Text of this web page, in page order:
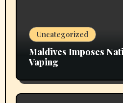
Uncategorized
Maldives Imposes
Vaping